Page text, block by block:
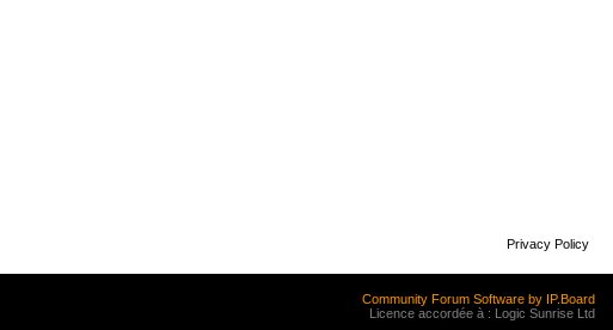
Privacy Policy
Community Forum Software by IP.Board
Licence accordée à : Logic Sunrise Ltd